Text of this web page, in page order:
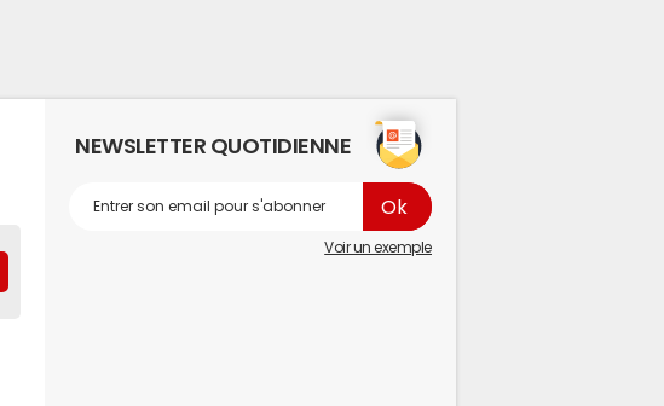
NEWSLETTER QUOTIDIENNE
Voir un exemple